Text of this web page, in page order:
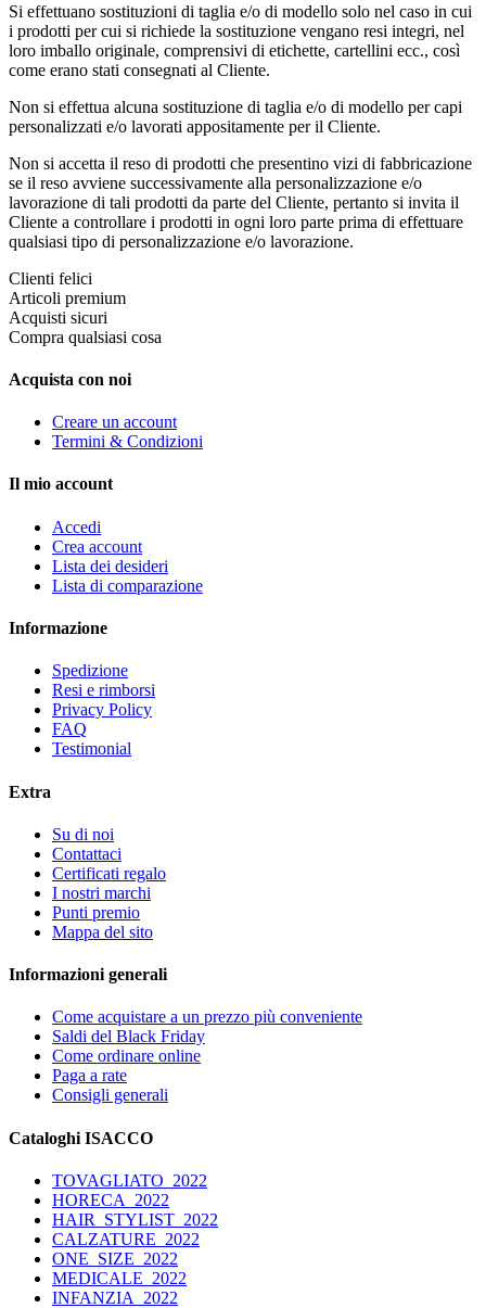
Si effettuano sostituzioni di taglia e/o di modello solo nel caso in cui
i prodotti per cui si richiede la sostituzione vengano resi integri, nel
loro imballo originale, comprensivi di etichette, cartellini ecc., così
come erano stati consegnati al Cliente.
Non si effettua alcuna sostituzione di taglia e/o di modello per capi
personalizzati e/o lavorati appositamente per il Cliente.
Non si accetta il reso di prodotti che presentino vizi di fabbricazione
se il reso avviene successivamente alla personalizzazione e/o
lavorazione di tali prodotti da parte del Cliente, pertanto si invita il
Cliente a controllare i prodotti in ogni loro parte prima di effettuare
qualsiasi tipo di personalizzazione e/o lavorazione.
Clienti felici
Articoli premium
Acquisti sicuri
Compra qualsiasi cosa
Acquista con noi
Creare un account
Termini & Condizioni
Il mio account
Accedi
Crea account
Lista dei desideri
Lista di comparazione
Informazione
Spedizione
Resi e rimborsi
Privacy Policy
FAQ
Testimonial
Extra
Su di noi
Contattaci
Certificati regalo
I nostri marchi
Punti premio
Mappa del sito
Informazioni generali
Come acquistare a un prezzo più conveniente
Saldi del Black Friday
Come ordinare online
Paga a rate
Consigli generali
Cataloghi ISACCO
TOVAGLIATO_2022
HORECA_2022
HAIR_STYLIST_2022
CALZATURE_2022
ONE_SIZE_2022
MEDICALE_2022
INFANZIA_2022